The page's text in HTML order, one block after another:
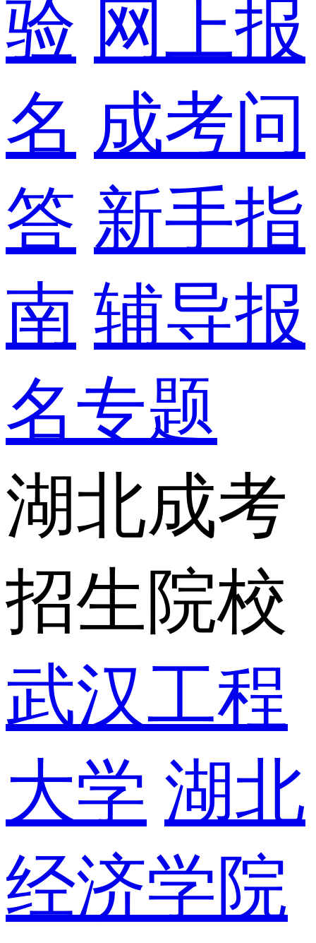
验 网上报
名 成考问
答 新手指
南 辅导报
名专题
湖北成考
招生院校
武汉工程
大学 湖北
经济学院